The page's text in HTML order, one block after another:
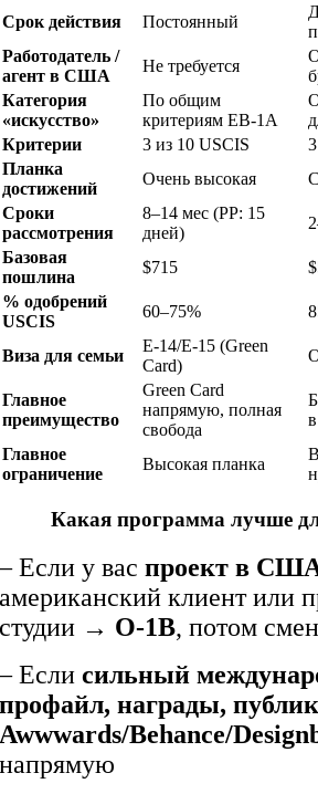
Срок действия
Постоянный
Работодатель /
агент в США
Не требуется
Категория
«искусство»
По общим
критериям EB-1A
Критерии
3 из 10 USCIS
Планка
достижений
Очень высокая
Сроки
рассмотрения
8–14 мес (PP: 15
дней)
Базовая
пошлина
$715
% одобрений
USCIS
60–75%
Виза для семьи
E-14/E-15 (Green
Card)
Главное
преимущество
Green Card
напрямую, полная
свобода
Главное
ограничение
Высокая планка
Какая программа лучше
– Если у васпроект в
американский клиент или
студии → O-1B, потом
– Еслисильный
профайл, награды,
Awwwards/Behance/
напрямую